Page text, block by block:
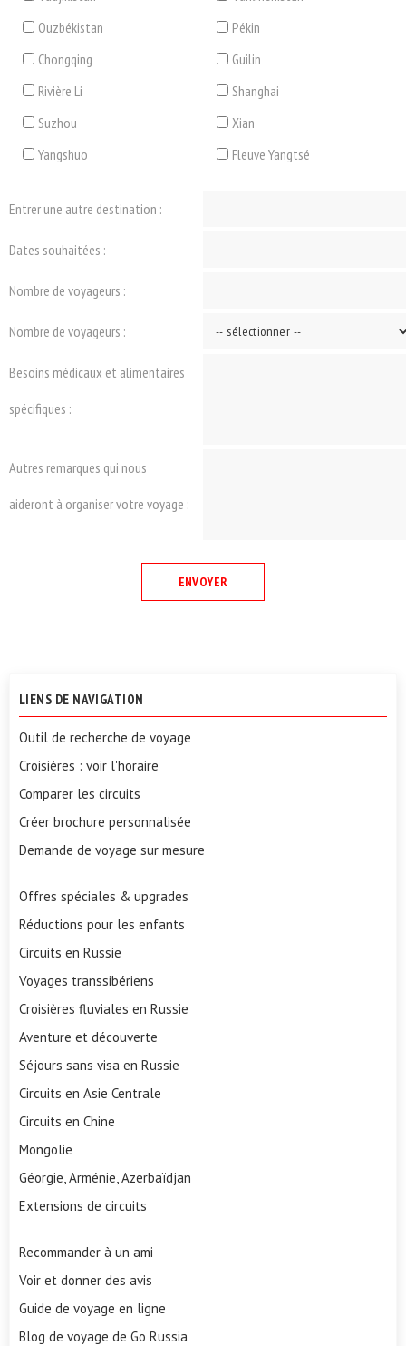
Ouzbékistan
Pékin
Chongqing
Guilin
Rivière Li
Shanghai
Suzhou
Xian
Yangshuo
Fleuve Yangtsé
Entrer une autre destination :
Dates souhaitées :
Nombre de voyageurs :
Nombre de voyageurs :
Besoins médicaux et alimentaires
spécifiques :
Autres remarques qui nous
aideront à organiser votre voyage :
LIENS DE NAVIGATION
Outil de recherche de voyage
Croisières : voir l'horaire
Comparer les circuits
Créer brochure personnalisée
Demande de voyage sur mesure
Offres spéciales & upgrades
Réductions pour les enfants
Circuits en Russie
Voyages transsibériens
Croisières fluviales en Russie
Aventure et découverte
Séjours sans visa en Russie
Circuits en Asie Centrale
Circuits en Chine
Mongolie
Géorgie, Arménie, Azerbaïdjan
Extensions de circuits
Recommander à un ami
Voir et donner des avis
Guide de voyage en ligne
Blog de voyage de Go Russia